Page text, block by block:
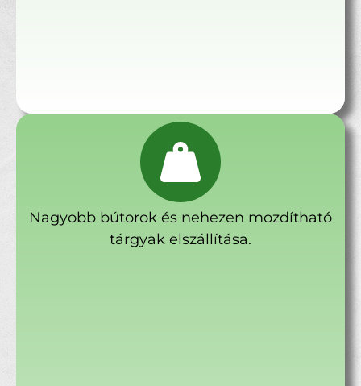
Nagyobb bútorok és nehezen mozdítható
tárgyak elszállítása.